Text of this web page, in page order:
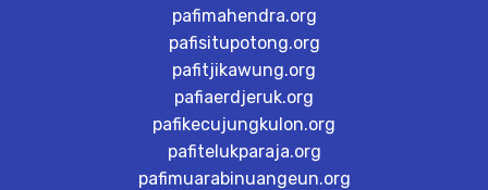
pafimahendra.org
pafisitupotong.org
pafitjikawung.org
pafiaerdjeruk.org
pafikecujungkulon.org
pafitelukparaja.org
pafimuarabinuangeun.org